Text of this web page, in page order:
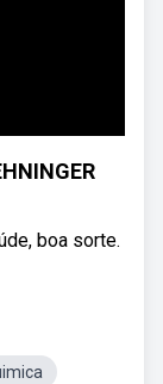
boa sorte.